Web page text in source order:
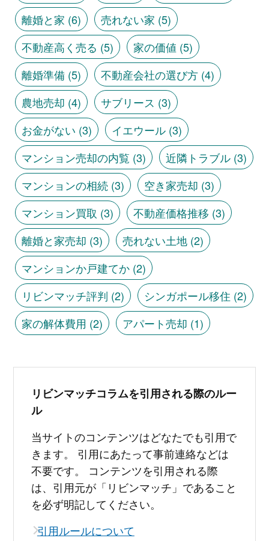
離婚と家 (6) 売れない家 (5)
不動産高く売る (5) 家の価値 (5)
離婚準備(5) 不動産会社の選び方(4)
農地売却 (4) サブリース (3)
お金がない (3) イエウール(3)
マンション売却の内覧 (3) 近隣トラブル(3)
マンションの相続(3) 空き家売却 (3)
マンション買取 (3) 不動産価格推移 (3)
離婚と家売却 (3) 売れない土地(2)
マンションか戸建てか(2)
リビンマッチ評判 (2) シンガポール移住 (2)
家の解体費用 (2) アパート売却 (1)
リビンマッチコラムを引用される際のルー
ル
当サイトのコンテンツはどなたでも引用で
きます。 引用にあたって事前連絡などは
不要です。 コンテンツを引用される際
は、引用元が「リビンマッチ」であること
を必ず明記してください。
引用ルールについて